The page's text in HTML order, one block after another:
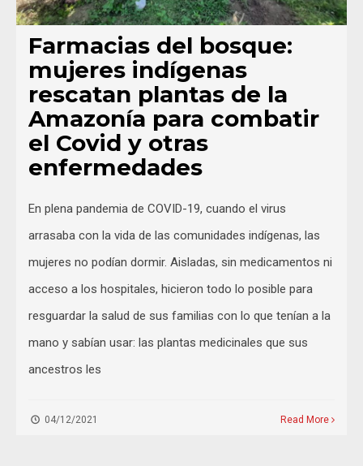
Farmacias del bosque:
mujeres indígenas
rescatan plantas de la
Amazonía para combatir
el Covid y otras
enfermedades
En plena pandemia de COVID-19, cuando el virus
arrasaba con la vida de las comunidades indígenas, las
mujeres no podían dormir. Aisladas, sin medicamentos ni
acceso a los hospitales, hicieron todo lo posible para
resguardar la salud de sus familias con lo que tenían a la
mano y sabían usar: las plantas medicinales que sus
ancestros les
04/12/2021 Read More